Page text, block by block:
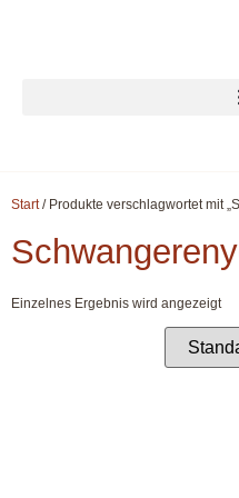
Start/ Produkte verschlagwortet mit
Einzelnes Ergebnis wird angezeigt